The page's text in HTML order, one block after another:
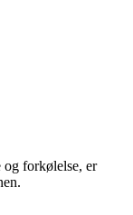
forkølelse, er